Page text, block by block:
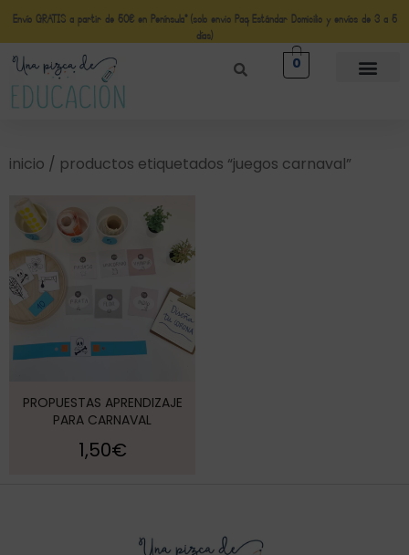
Envío GRATIS a partir de 50€ en Península* (solo envio Paq Estándar Domicilio y envíos de 3 a 5
días)
0
inicio / productos etiquetados “juegos carnaval”
PROPUESTAS APRENDIZAJE
PARA CARNAVAL
1,50€